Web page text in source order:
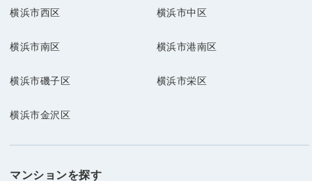
横浜市西区 横浜市中区
横浜市南区 横浜市港南区
横浜市磯子区 横浜市栄区
横浜市金沢区
マンションを探す